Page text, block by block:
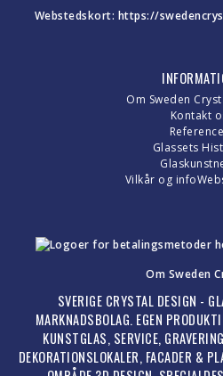
Webstedskort: https://
Om Sweden
Kontakt
Glassets
Vilkår og info
Om Sweden
SVERIGE CRYSTAL DESIGN -
MARKNADSBOLAG. EGEN
KUNSTGLAS, SERVICE,
DEKORATIONSLOKALER, FACADER &